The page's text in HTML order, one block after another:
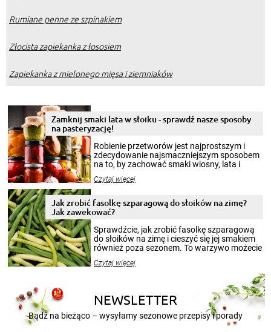
Rumiane penne ze szpinakiem
Złocista zapiekanka z łososiem
Zapiekanka z mielonego mięsa i ziemniaków
Zamknij smaki lata w słoiku - sprawdź nasze sposoby
na pasteryzację!
Robienie przetworów jest najprostszym i
zdecydowanie najsmaczniejszym sposobem
na to, by zachować smaki wiosny, lata i
krajobrazów, by cieszyć nimi oko w sezonie
pełni poczuć atmosferę cieplejszych
miesięcy. Przygotowanie słoików ze
patenty, które pozwolą zachować świeżość
przetworów.
Czytaj więcej
Jak zrobić fasolkę szparagową do słoików na zimę?
Jak zawekować?
Sprawdźcie, jak zrobić fasolkę szparagową
do słoików na zimę i cieszyć się jej smakiem
również poza sezonem. To warzywo możecie
nasze propozycje!
Czytaj więcej
NEWSLETTER
Bądź na bieżąco – wysyłamy sezonowe przepisy i porady